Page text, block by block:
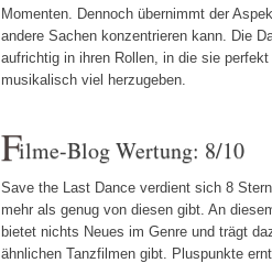
Momenten. Dennoch übernimmt der
andere Sachen konzentrieren kann. Die
aufrichtig in ihren Rollen, in die sie
musikalisch viel herzugeben.
Filme-Blog Wertung: 8/10
Save the Last Dance verdient sich 8
mehr als genug von diesen gibt. An
bietet nichts Neues im Genre und trägt
ähnlichen Tanzfilmen gibt. Pluspunkte